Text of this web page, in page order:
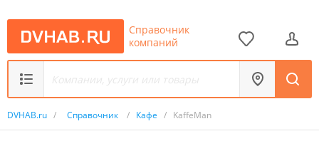
Справочник
компаний
DVHAB.ru / Справочник / Кафе / KaffeMan